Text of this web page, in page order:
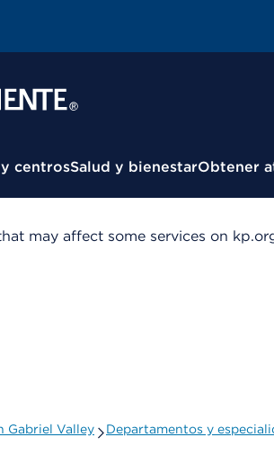
centrosSalud y bienestarObtener
may affect some services on
Gabriel Valley Departamentos y